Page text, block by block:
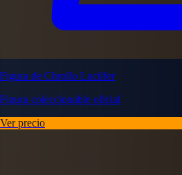
Figura de Chrollo Lucilfer
Figura coleccionable oficial
Ver precio